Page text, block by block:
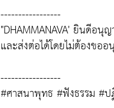
-----------------
"DHAMMANAVA' ยินดีอนุ
และส่งต่อได้โดยไม่ต้องขอ
-----------------
#ศาสนาพุทธ #ฟังธรรม #